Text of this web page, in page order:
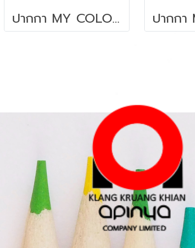
ปากกา MY COLOR 2 หัว DONG-A NO MC2.72 สีชมพูอมแดง